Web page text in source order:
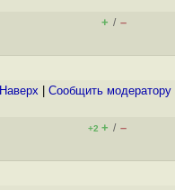
+ / –
Наверх Cообщить модератору
+2 + / –